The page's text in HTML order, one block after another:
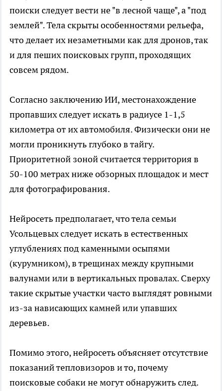
поиски следует вести не "в лесной чаще", а "под
землей". Тела скрыты особенностями рельефа,
что делает их незаметными как для дронов, так
и для пеших поисковых групп, проходящих
совсем рядом.
Согласно заключению ИИ, местонахождение
пропавших следует искать в радиусе 1-1,5
километра от их автомобиля. Физически они не
могли проникнуть глубоко в тайгу.
Приоритетной зоной считается территория в
50-100 метрах ниже обзорных площадок и мест
для фотографирования.
Нейросеть предполагает, что тела семьи
Усольцевых следует искать в естественных
углублениях под каменными осыпями
(курумником), в трещинах между крупными
валунами или в вертикальных провалах. Сверху
такие скрытые участки часто выглядят ровными
из-за нависающих камней или упавших
деревьев.
Помимо этого, нейросеть объясняет отсутствие
показаний тепловизоров и то, почему
поисковые собаки не могут обнаружить след.